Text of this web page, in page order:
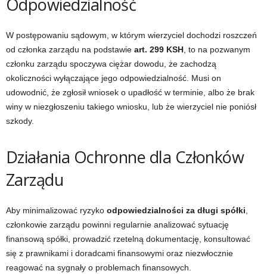
Odpowiedzialność
W postępowaniu sądowym, w którym wierzyciel dochodzi roszczeń
od członka zarządu na podstawie art. 299 KSH , to na pozwanym
członku zarządu spoczywa ciężar dowodu, że zachodzą
okoliczności wyłączające jego odpowiedzialność. Musi on
udowodnić, że zgłosił wniosek o upadłość w terminie, albo że brak
winy w niezgłoszeniu takiego wniosku, lub że wierzyciel nie poniósł
szkody.
Działania Ochronne dla Członków
Zarządu
Aby minimalizować ryzyko odpowiedzialności za długi spółki
członkowie zarządu powinni regularnie analizować sytuację
finansową spółki, prowadzić rzetelną dokumentację, konsultować
się z prawnikami i doradcami finansowymi oraz niezwłocznie
reagować na sygnały o problemach finansowych.